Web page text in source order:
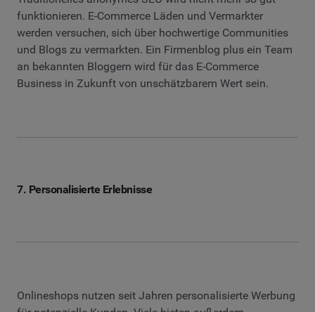
funktionieren. E-Commerce Läden und Vermarkter
werden versuchen, sich über hochwertige Communities
und Blogs zu vermarkten. Ein Firmenblog plus ein Team
an bekannten Bloggern wird für das E-Commerce
Business in Zukunft von unschätzbarem Wert sein.
7. Personalisierte Erlebnisse
Onlineshops nutzen seit Jahren personalisierte Werbung